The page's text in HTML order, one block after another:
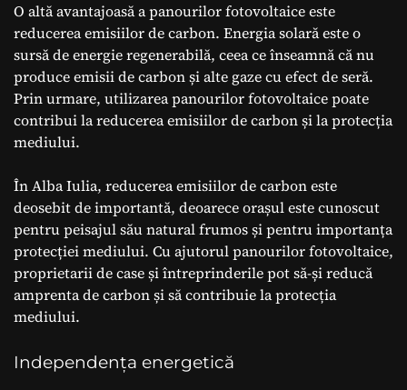
O altă avantajoasă a panourilor fotovoltaice este
reducerea emisiilor de carbon. Energia solară este o
sursă de energie regenerabilă, ceea ce înseamnă că nu
produce emisii de carbon și alte gaze cu efect de seră.
Prin urmare, utilizarea panourilor fotovoltaice poate
contribui la reducerea emisiilor de carbon și la protecția
mediului.
În Alba Iulia, reducerea emisiilor de carbon este
deosebit de importantă, deoarece orașul este cunoscut
pentru peisajul său natural frumos și pentru importanța
protecției mediului. Cu ajutorul panourilor fotovoltaice,
proprietarii de case și întreprinderile pot să-și reducă
amprenta de carbon și să contribuie la protecția
mediului.
Independența energetică